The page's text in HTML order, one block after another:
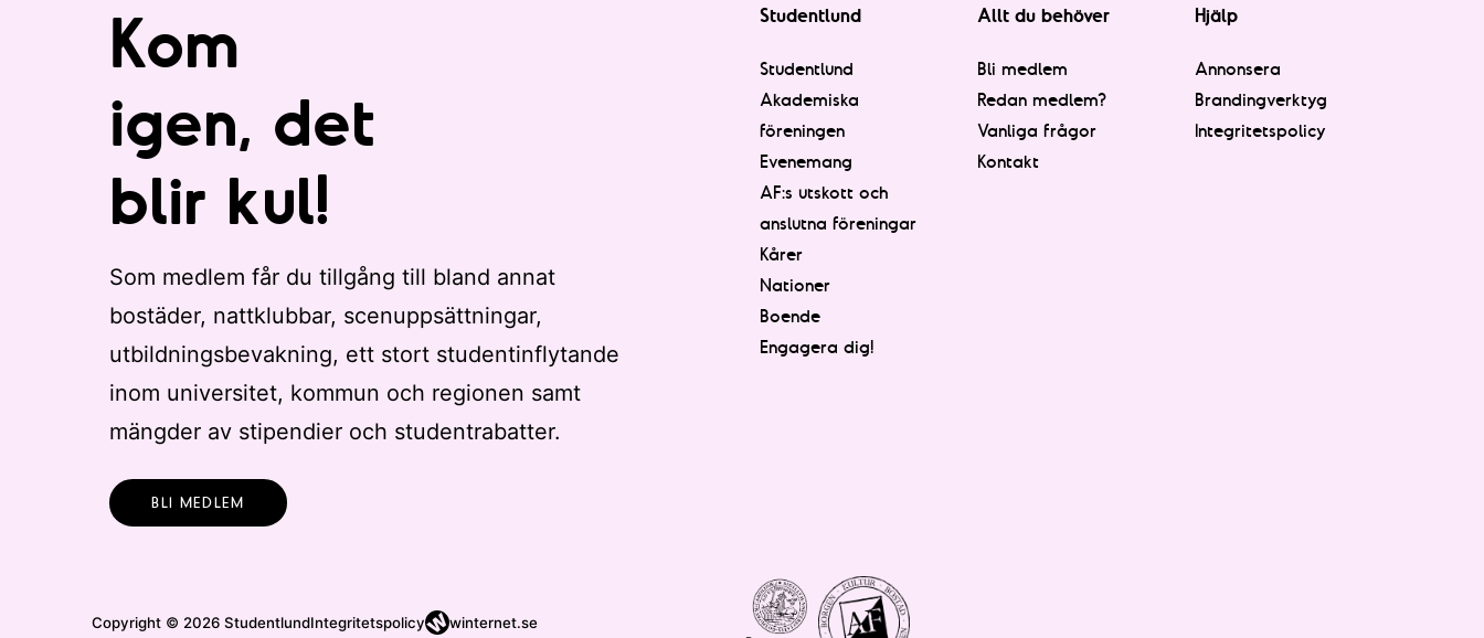
Kom
igen, det
blir kul!
Som medlem får du tillgång till bland annat
bostäder, nattklubbar, scenuppsättningar,
utbildningsbevakning, ett stort studentinflytande
inom universitet, kommun och regionen samt
mängder av stipendier och studentrabatter.
BLI MEDLEM
Studentlund
Studentlund
Akademiska
föreningen
Evenemang
AF:s utskott och
anslutna föreningar
Kårer
Nationer
Boende
Engagera dig!
Allt du behöver
Bli medlem
Redan medlem?
Vanliga frågor
Kontakt
Hjälp
Annonsera
Brandingverktyg
Integritetspolicy
Copyright © 2026 StudentlundIntegritetspolicy winternet.se